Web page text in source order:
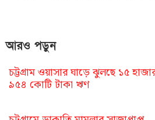
আরও পড়ুন
চট্টগ্রাম ওয়াসার ঘাড়ে ঝুলছে ১৫
৯৫৪ কোটি টাকা ঋণ